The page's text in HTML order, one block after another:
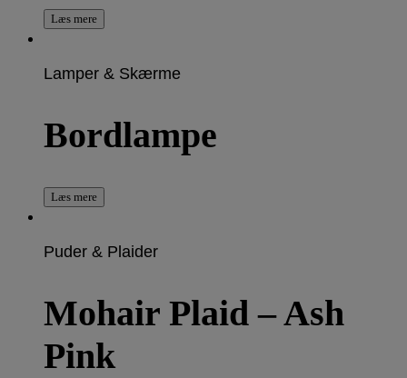
Læs mere
Lamper & Skærme
Bordlampe
Læs mere
Puder & Plaider
Mohair Plaid – Ash
Pink